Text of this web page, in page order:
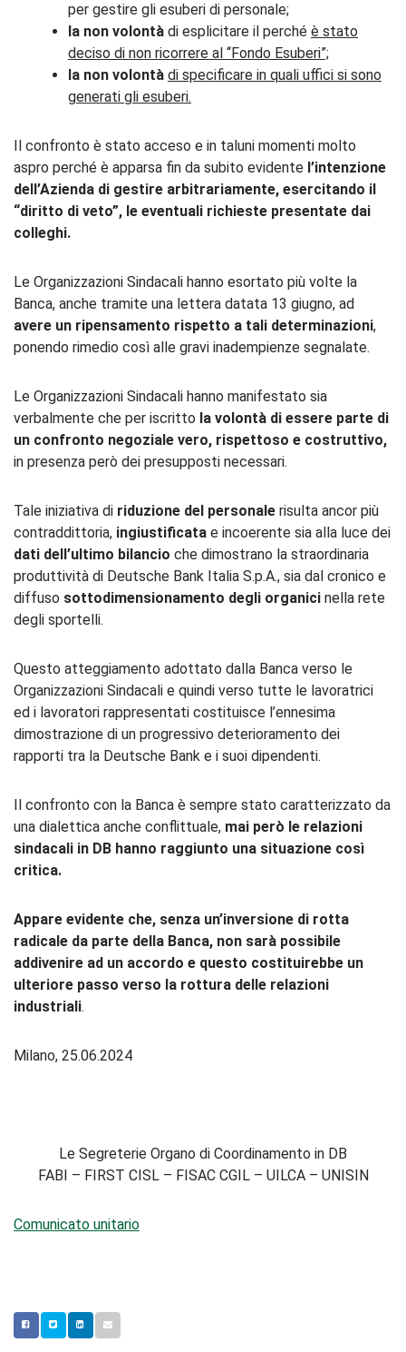
per gestire gli esuberi di personale;
la non volontà di esplicitare il perché è stato
deciso di non ricorrere al “Fondo Esuberi”;
la non volontà di specificare in quali uffici si sono
generati gli esuberi.
Il confronto è stato acceso e in taluni momenti molto
aspro perché è apparsa fin da subito evidente l’intenzione
dell’Azienda di gestire arbitrariamente, esercitando il
“diritto di veto”, le eventuali richieste presentate dai
colleghi.
Le Organizzazioni Sindacali hanno esortato più volte la
Banca, anche tramite una lettera datata 13 giugno, ad
avere un ripensamento rispetto a tali determinazioni,
ponendo rimedio così alle gravi inadempienze segnalate.
Le Organizzazioni Sindacali hanno manifestato sia
verbalmente che per iscritto la volontà di essere parte di
un confronto negoziale vero, rispettoso e costruttivo,
in presenza però dei presupposti necessari.
Tale iniziativa di riduzione del personale risulta ancor più
contraddittoria, ingiustificata e incoerente sia alla luce dei
dati dell’ultimo bilancio che dimostrano la straordinaria
produttività di Deutsche Bank Italia S.p.A., sia dal cronico e
diffuso sottodimensionamento degli organici nella rete
degli sportelli.
Questo atteggiamento adottato dalla Banca verso le
Organizzazioni Sindacali e quindi verso tutte le lavoratrici
ed i lavoratori rappresentati costituisce l’ennesima
dimostrazione di un progressivo deterioramento dei
rapporti tra la Deutsche Bank e i suoi dipendenti.
Il confronto con la Banca è sempre stato caratterizzato da
una dialettica anche conflittuale, mai però le relazioni
sindacali in DB hanno raggiunto una situazione così
critica.
Appare evidente che, senza un’inversione di rotta
radicale da parte della Banca, non sarà possibile
addivenire ad un accordo e questo costituirebbe un
ulteriore passo verso la rottura delle relazioni
industriali.
Milano, 25.06.2024
Le Segreterie Organo di Coordinamento in DB
FABI – FIRST CISL – FISAC CGIL – UILCA – UNISIN
Comunicato unitario